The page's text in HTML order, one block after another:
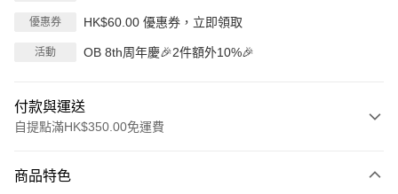
優惠券 HK$60.00 優惠券，立即領取
活動 OB 8th周年慶🎉2件額外10%🎉
付款與運送
自提點滿HK$350.00免運費
信用卡
商品特色